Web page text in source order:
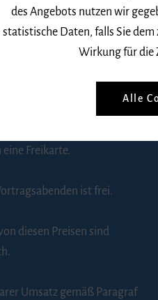
zur Förderung
Musik Freiburg e. V.
Mitgliedsausweises.
von Menschen mit
die das Merkzeichen
Freikarte.
ist frei.
diesen Preisen sind
Umsatz gemäß Paragraf
des Angebots nutzen wir
statistische Daten, falls Sie
Wirkung für die
Alle